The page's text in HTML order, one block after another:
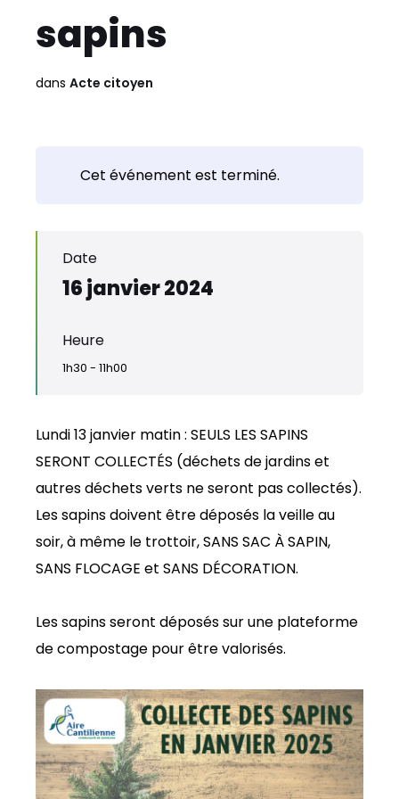
sapins
dans Acte citoyen
Cet événement est terminé.
Date
16 janvier 2024
Heure
1h30 - 11h00
Lundi 13 janvier matin : SEULS LES SAPINS
SERONT COLLECTÉS (déchets de jardins et
autres déchets verts ne seront pas collectés).
Les sapins doivent être déposés la veille au
soir, à même le trottoir, SANS SAC À SAPIN,
SANS FLOCAGE et SANS DÉCORATION.
Les sapins seront déposés sur une plateforme
de compostage pour être valorisés.